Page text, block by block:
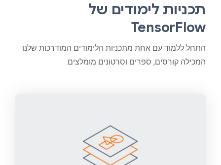
תכניות לימודים של
TensorFlow
התחל ללמוד עם אחת מתכניות הלימודים המודרכות שלנו
המכילה קורסים, ספרים וסרטונים מומלצים.